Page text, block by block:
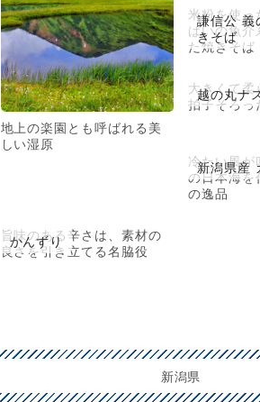
地上の楽園とも呼ばれる美
しい湿原
謙信公 義
きそば
米粉を使っ
ぱいの魚
た焼きそば
越の丸ナ
大きくて柔
拍子そろっ
新潟県産
冷たい風が
の日本海を
の逸品
かんずり
旨味のある辛さは、素材の
良さを引き立てる名脇役
新潟県